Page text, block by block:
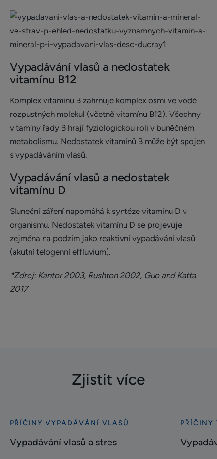
Vypadávání vlasů a nedostatek
vitamínu B12
Komplex vitamínu B zahrnuje komplex osmi ve vodě
rozpustných molekul (včetně vitamínu B12). Všechny
vitamíny řady B hrají fyziologickou roli v buněčném
metabolismu. Nedostatek vitamínů B může být spojen
s vypadáváním vlasů.
Vypadávání vlasů a nedostatek
vitamínu D
Sluneční záření napomáhá k syntéze vitamínu D v
organismu. Nedostatek vitamínu D se projevuje
zejména na podzim jako reaktivní vypadávání vlasů
(akutní telogenní effluvium).
*Zdroj: Kantor 2003, Rushton 2002, Guo and Katta
2017
Zjistit více
Bližší
informace
Vypadávání
PŘÍČINY VYPADÁVÁNÍ VLASŮ
Vypadávání vlasů a stres
Bližší
informace
PŘÍČINY